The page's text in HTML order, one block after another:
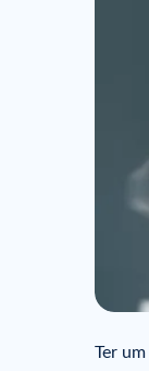
Ter um